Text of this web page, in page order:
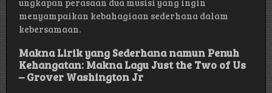
ungkapan perasaan dua musisi yang ingin
menyampaikan kebahagiaan sederhana dalam
kebersamaan.
Makna Lirik yang Sederhana namun Penuh
Kehangatan: Makna Lagu Just the Two of Us
– Grover Washington Jr